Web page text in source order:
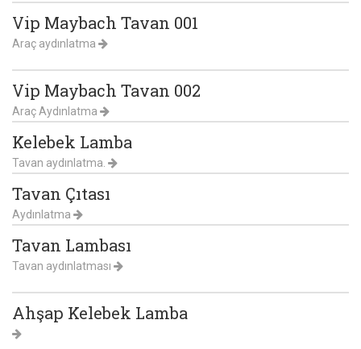
Vip Maybach Tavan 001
Araç aydınlatma
Vip Maybach Tavan 002
Araç Aydınlatma
Kelebek Lamba
Tavan aydınlatma.
Tavan Çıtası
Aydınlatma
Tavan Lambası
Tavan aydınlatması
Ahşap Kelebek Lamba